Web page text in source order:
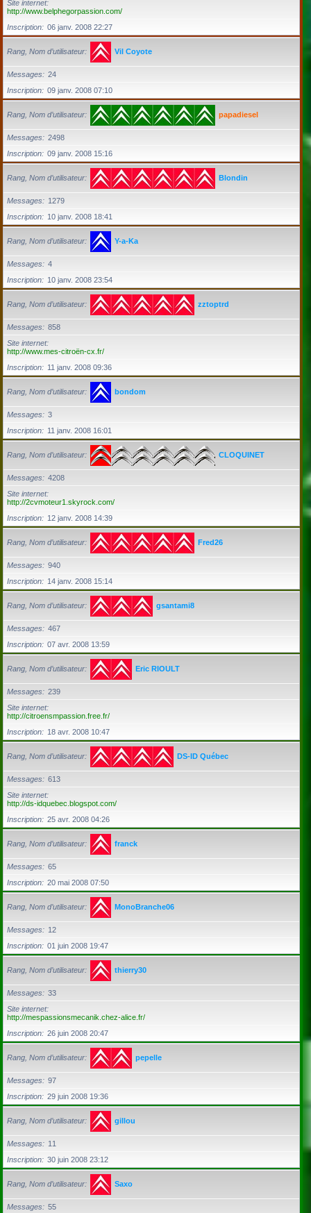
Site internet
http://www.belphegorpassion.com/
Inscription
06 janv. 2008 22:27
Rang, Nom d’utilisateur Vil Coyote
Messages
24
Inscription
09 janv. 2008 07:10
Rang, Nom d’utilisateur papadiesel
Messages
2498
Inscription
09 janv. 2008 15:16
Rang, Nom d’utilisateur Blondin
Messages
1279
Inscription
10 janv. 2008 18:41
Rang, Nom d’utilisateur Y-a-Ka
Messages
4
Inscription
10 janv. 2008 23:54
Rang, Nom d’utilisateur zztoptrd
Messages
858
Site internet
http://www.mes-citroën-cx.fr/
Inscription
11 janv. 2008 09:36
Rang, Nom d’utilisateur bondom
Messages
3
Inscription
11 janv. 2008 16:01
Rang, Nom d’utilisateur CLOQUINET
Messages
4208
Site internet
http://2cvmoteur1.skyrock.com/
Inscription
12 janv. 2008 14:39
Rang, Nom d’utilisateur Fred26
Messages
940
Inscription
14 janv. 2008 15:14
Rang, Nom d’utilisateur gsantami8
Messages
467
Inscription
07 avr. 2008 13:59
Rang, Nom d’utilisateur Eric RIOULT
Messages
239
Site internet
http://citroensmpassion.free.fr/
Inscription
18 avr. 2008 10:47
Rang, Nom d’utilisateur DS-ID Québec
Messages
613
Site internet
http://ds-idquebec.blogspot.com/
Inscription
25 avr. 2008 04:26
Rang, Nom d’utilisateur franck
Messages
65
Inscription
20 mai 2008 07:50
Rang, Nom d’utilisateur MonoBranche06
Messages
12
Inscription
01 juin 2008 19:47
Rang, Nom d’utilisateur thierry30
Messages
33
Site internet
http://mespassionsmecanik.chez-alice.fr/
Inscription
26 juin 2008 20:47
Rang, Nom d’utilisateur pepelle
Messages
97
Inscription
29 juin 2008 19:36
Rang, Nom d’utilisateur gillou
Messages
11
Inscription
30 juin 2008 23:12
Rang, Nom d’utilisateur Saxo
Messages
55